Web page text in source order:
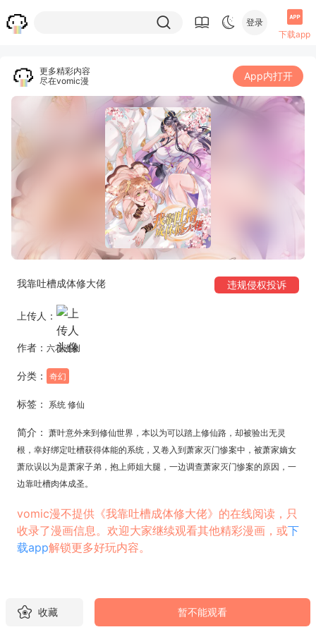
登录
下载app
更多精彩内容
尽在vomic漫
App内打开
我靠吐槽成体修大佬 违规侵权投诉
上传人：
作者： 六花漫创
分类： 奇幻
标签： 系统 修仙
简介： 萧叶意外来到修仙世界，本以为可以踏上修仙路，却被验出无灵
根，幸好绑定吐槽获得体能的系统，又卷入到萧家灭门惨案中，被萧家嫡女
萧欣误以为是萧家子弟，抱上师姐大腿，一边调查萧家灭门惨案的原因，一
边靠吐槽肉体成圣。
vomic漫不提供《我靠吐槽成体修大佬》的在线阅读，只
收录了漫画信息。欢迎大家继续观看其他精彩漫画，或下
载app解锁更多好玩内容。
收藏 暂不能观看